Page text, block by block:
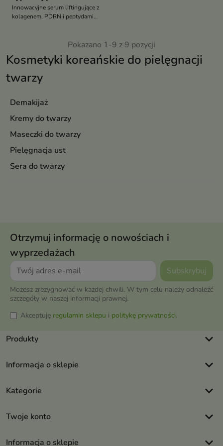
Kosmetyki koreańskie do pielęgnacji
twarzy
Demakijaż
Kremy do twarzy
Maseczki do twarzy
Pielęgnacja ust
Sera do twarzy
Innowacyjne serum liftingujące z
kolagenem, PDRN i peptydami
redukcję zmarszczek i
oraz promienną
Pokazano 1-9 z 9 pozycji
Otrzymuj informację o nowościach i
wyprzedażach
Możesz zrezygnować w każdej chwili. W tym celu należy odnaleźć
szczegóły w naszej informacji prawnej.
Akceptuję regulamin sklepu i politykę prywatności.
Produkty keyboard_arrow_down
Informacja o sklepie keyboard_arrow_down
Kategorie keyboard_arrow_down
Twoje konto keyboard_arrow_down
Informacja o sklepie keyboard_arrow_down